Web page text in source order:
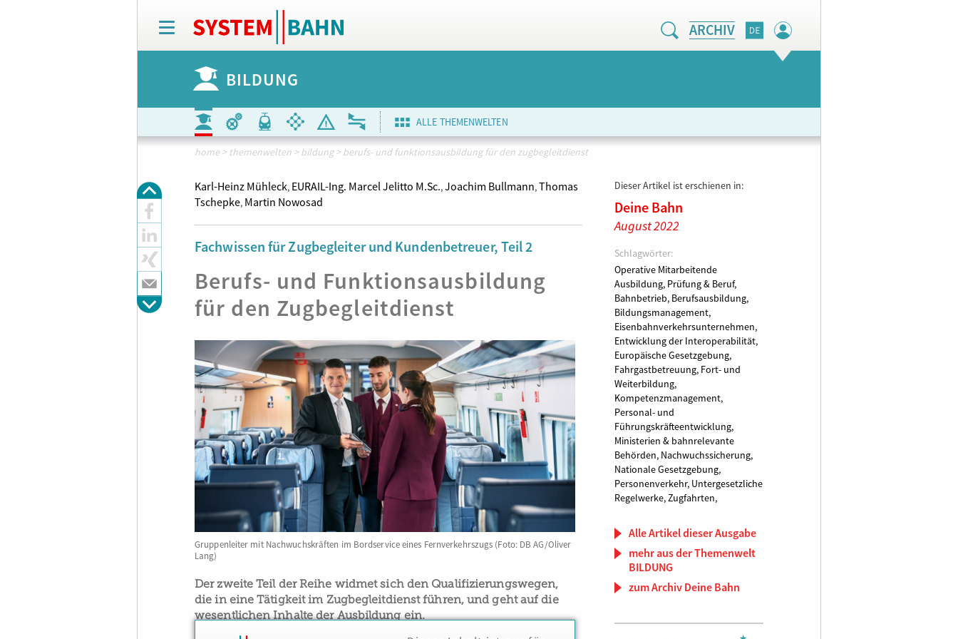
T
o
g
n
v
ARCHIV
BILDUNG
ALLE THEMENWELTEN
home > themenwelten >bildung >berufs- und funktionsausbildung für den zugbegleitdienst
Karl-Heinz Mühleck, EURAIL-Ing. Marcel Jelitto M.Sc.,Joachim Bullmann,Thomas
Tschepke, Martin Nowosad
Fachwissen für Zugbegleiter und Kundenbetreuer, Teil 2
Berufs- und Funktionsausbildung
für den Zugbegleitdienst
Gruppenleiter mit Nachwuchskräften im Bordservice eines Fernverkehrszugs (Foto: DB AG/Oliver
Lang)
Der zweite Teil der Reihe widmet sich den Qualifizierungswegen,
die in eine Tätigkeit im Zugbegleitdienst führen, und geht auf die
wesentlichen Inhalte der Ausbildung ein.
Dieser Artikel ist erschienen in:
Deine Bahn
August 2022
Schlagwörter:
Operative Mitarbeitende
Ausbildung, Prüfung & Beruf,
Bahnbetrieb, Berufsausbildung,
Bildungsmanagement,
Eisenbahnverkehrsunternehmen,
Entwicklung der Interoperabilität,
Europäische Gesetzgebung,
Fahrgastbetreuung, Fort- und
Weiterbildung,
Kompetenzmanagement,
Personal- und
Führungskräfteentwicklung,
Ministerien & bahnrelevante
Behörden, Nachwuchssicherung,
Nationale Gesetzgebung,
Personenverkehr, Untergesetzliche
Regelwerke,Zugfahrten,
Alle Artikel dieser Ausgabe
mehr aus der Themenwelt
BILDUNG
zum Archiv Deine Bahn